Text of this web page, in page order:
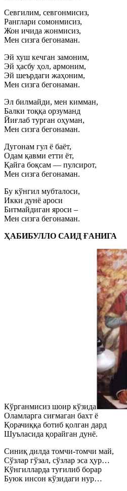
Севгилим, севгонмисиз,
Ранглари сомонмисиз,
Жон ичида жонмисиз,
Мен сизга бегонаман.
Эй хуш кечган замоним,
Эй ҳасбу ҳол, армоним,
Эй шеърдаги жаҳоним,
Мен сизга бегонаман.
Эл билмайди, мен кимман,
Балки тоққа орзуманд
Йиғлаб турган оҳуман,
Мен сизга бегонаман.
Дугонам гул ё баёт,
Одам қавми етти ёт,
Қайга боқсам — пулсирот,
Мен сизга бегонаман.
Бу кўнгил мубталоси,
Икки дунё ароси
Битмайдиган яроси –
Мен сизга бегонаман.
ҲАБИБУЛЛО САИД ҒАНИГА
Кўрганмисиз шоир кўзида
Оламларга сиғмаган бахт ё
Қорачиққа ботиб қолган дард
Шуъласида қорайган дунё.
Синиқ дилда томчи-томчи май,
Сўзлар гўзал, сўзлар эса ҳур…
Кўнгилларда туғилиб борар
Буюк инсон кўзидаги нур…